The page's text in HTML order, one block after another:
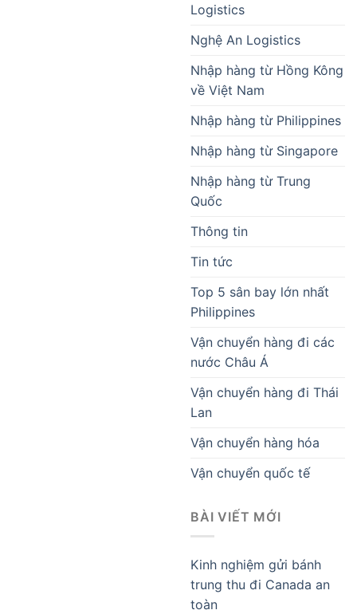
Logistics
Nghệ An Logistics
Nhập hàng từ Hồng Kông
về Việt Nam
Nhập hàng từ Philippines
Nhập hàng từ Singapore
Nhập hàng từ Trung
Quốc
Thông tin
Tin tức
Top 5 sân bay lớn nhất
Philippines
Vận chuyển hàng đi các
nước Châu Á
Vận chuyển hàng đi Thái
Lan
Vận chuyển hàng hóa
Vận chuyển quốc tế
BÀI VIẾT MỚI
Kinh nghiệm gửi bánh
trung thu đi Canada an
toàn